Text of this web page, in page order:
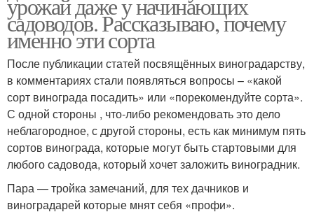
садоводов. Рассказываю, почему
именно эти сорта
После публикации статей посвящённых виноградарству,
в комментариях стали появляться вопросы – «какой
сорт винограда посадить» или «порекомендуйте сорта».
С одной стороны , что-либо рекомендовать это дело
неблагородное, с другой стороны, есть как минимум пять
сортов винограда, которые могут быть стартовыми для
любого садовода, который хочет заложить виноградник.
Пара — тройка замечаний, для тех дачников и
виноградарей которые мнят себя «профи».